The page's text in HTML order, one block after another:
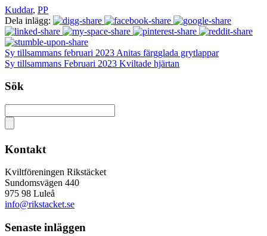
Kuddar, PP
Dela inlägg:
Sy tillsammans februari 2023 Anitas färgglada grytlappar
Sy tillsammans Februari 2023 Kviltade hjärtan
Sök
Kontakt
Kviltföreningen Rikstäcket
Sundomsvägen 440
975 98 Luleå
info@rikstacket.se
Senaste inläggen